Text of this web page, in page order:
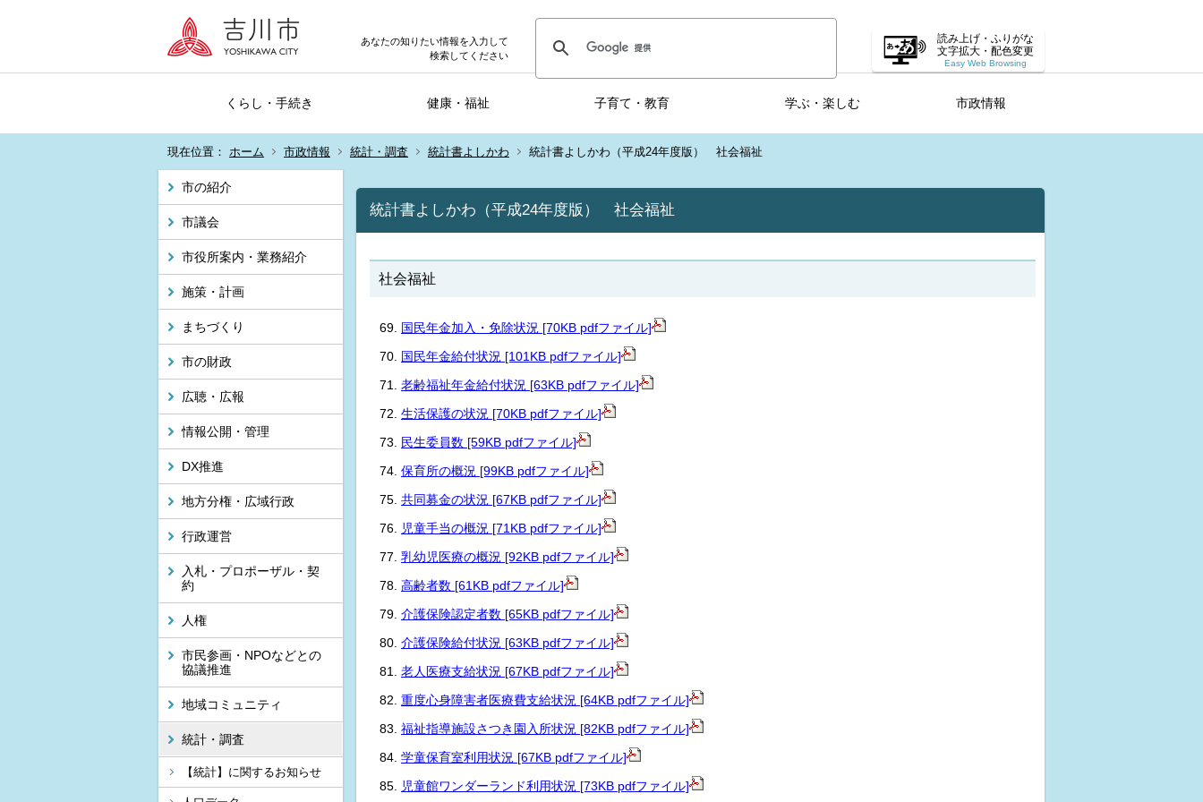
あなたの知りたい情報を入力して
検索してください
読み上げ・ふりがな
文字拡大・配色変更
Easy Web Browsing
くらし・手続き 健康・福祉 子育て・教育 学ぶ・楽しむ 市政情報
現在位置： ホーム 市政情報 統計・調査 統計書よしかわ 統計書よしかわ（平成24年度版） 社会福祉
市の紹介
市議会
市役所案内・業務紹介
施策・計画
まちづくり
市の財政
広聴・広報
情報公開・管理
DX推進
地方分権・広域行政
行政運営
入札・プロポーザル・契
約
人権
市民参画・NPOなどとの
協議推進
地域コミュニティ
統計・調査
【統計】に関するお知らせ
統計書よしかわ（平成24年度版） 社会福祉
社会福祉
国民年金加入・免除状況 [70KB pdfファイル]
国民年金給付状況 [101KB pdfファイル]
老齢福祉年金給付状況 [63KB pdfファイル]
生活保護の状況 [70KB pdfファイル]
民生委員数 [59KB pdfファイル]
保育所の概況 [99KB pdfファイル]
共同募金の状況 [67KB pdfファイル]
児童手当の概況 [71KB pdfファイル]
乳幼児医療の概況 [92KB pdfファイル]
高齢者数 [61KB pdfファイル]
介護保険認定者数 [65KB pdfファイル]
介護保険給付状況 [63KB pdfファイル]
老人医療支給状況 [67KB pdfファイル]
重度心身障害者医療費支給状況 [64KB pdfファイル]
福祉指導施設さつき園入所状況 [82KB pdfファイル]
学童保育室利用状況 [67KB pdfファイル]
児童館ワンダーランド利用状況 [73KB pdfファイル]